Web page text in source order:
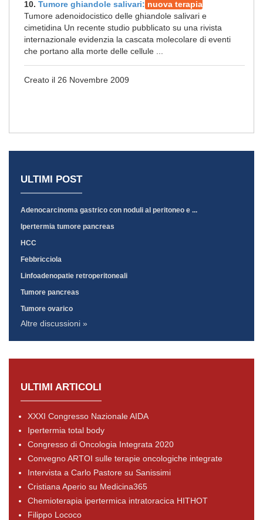
10. Tumore ghiandole salivari: nuova terapia
Tumore adenoidocistico delle ghiandole salivari e
cimetidina Un recente studio pubblicato su una rivista
internazionale evidenzia la cascata molecolare di eventi
che portano alla morte delle cellule ...
Creato il 26 Novembre 2009
ULTIMI POST
Adenocarcinoma gastrico con noduli al peritoneo e ...
Ipertermia tumore pancreas
HCC
Febbricciola
Linfoadenopatie retroperitoneali
Tumore pancreas
Tumore ovarico
Altre discussioni »
ULTIMI ARTICOLI
XXXI Congresso Nazionale AIDA
Ipertermia total body
Congresso di Oncologia Integrata 2020
Convegno ARTOI sulle terapie oncologiche integrate
Intervista a Carlo Pastore su Sanissimi
Cristiana Aperio su Medicina365
Chemioterapia ipertermica intratoracica HITHOT
Filippo Lococo